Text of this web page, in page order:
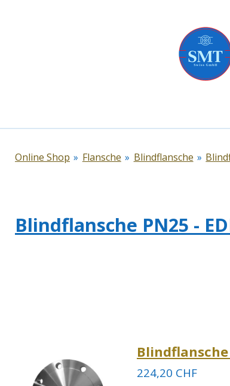
Online Shop » Flansche » Blindflansche »
Blindflansche PN25 -
224,20 CHF